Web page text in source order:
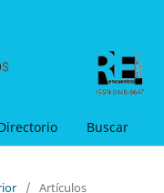
Buscar
/ Artículos